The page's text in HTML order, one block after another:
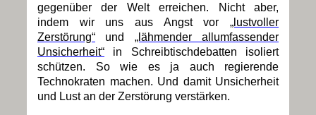
gegenüber der Welt erreichen. Nicht aber,
indem wir uns aus Angst vor „lustvoller
Zerstörung“ und „lähmender allumfassender
Unsicherheit“ in Schreibtischdebatten isoliert
schützen. So wie es ja auch regierende
Technokraten machen. Und damit Unsicherheit
und Lust an der Zerstörung verstärken.